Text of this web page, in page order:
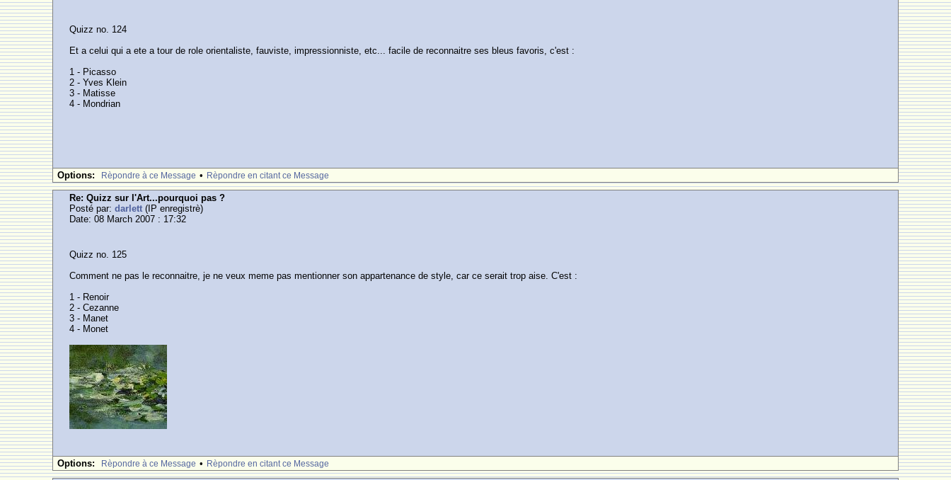
Quizz no. 124
Et a celui qui a ete a tour de role orientaliste, fauviste, impressionniste, etc... facile de reconnaitre ses bleus favoris, c'est :
1 - Picasso
2 - Yves Klein
3 - Matisse
4 - Mondrian
Options: Rèpondre à ce Message • Rèpondre en citant ce Message
Re: Quizz sur l'Art...pourquoi pas ?
Posté par:darlett (IP enregistrè)
Date: 08 March 2007 : 17:32
Quizz no. 125
Comment ne pas le reconnaitre, je ne veux meme pas mentionner son appartenance de style, car ce serait trop aise. C'est :
1 - Renoir
2 - Cezanne
3 - Manet
4 - Monet
Options: Rèpondre à ce Message • Rèpondre en citant ce Message